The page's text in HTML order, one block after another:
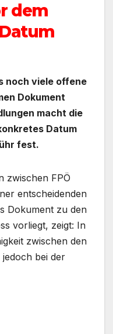
dem
noch viele offene
Dokument
macht die
Datum
fest.
zwischen FPÖ
entscheidenden
Dokument zu den
vorliegt, zeigt: In
zwischen den
jedoch bei der